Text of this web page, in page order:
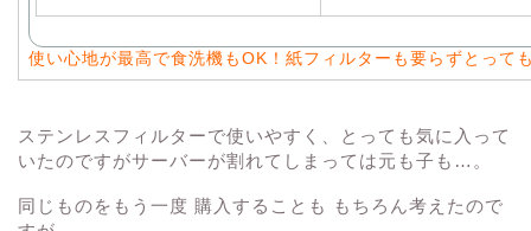
使い心地が最高で食洗機もOK！紙フィルターも要らずとって
ステンレスフィルターで使いやすく、とっても気に入って
いたのですがサーバーが割れてしまっては元も子も…。
同じものをもう一度 購入することも もちろん考えたので